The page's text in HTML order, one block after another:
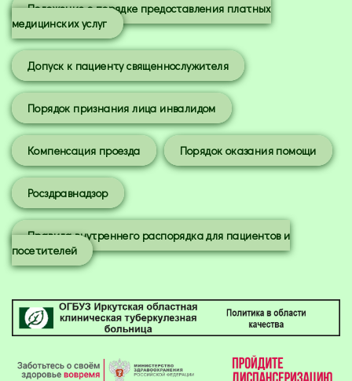
Положение о порядке предоставления платных
медицинских услуг
Допуск к пациенту священнослужителя
Порядок признания лица инвалидом
Компенсация проезда Порядок оказания помощи
Росздравнадзор
Правила внутреннего распорядка для пациентов и
посетителей